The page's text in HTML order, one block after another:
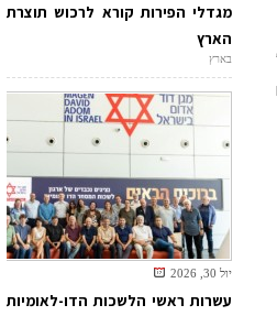
מגדלי הפירות קורא לרכוש תוצרת
הארץ
בארץ
יול 30, 2026
עשרות ראשי הלשכות הדו-לאומיות